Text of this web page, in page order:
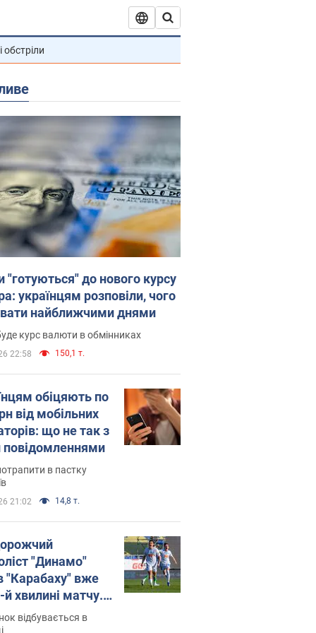
обстріли
"готуються" до нового курсу
українцям розповіли, чого
найближчими днями
курс валюти в обмінниках
22:58 150,1 т.
обіцяють по
від мобільних
що не так з
в пастку
21:02 14,8 т.
"Динамо"
"Карабаху" вже
й хвилині матчу.
відбувається в